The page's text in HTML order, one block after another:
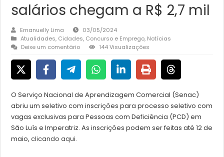
salários chegam a R$ 2,7 mil
Emanuelly Lima
03/05/2024
Atualidades, Cidades, Concurso e Emprego, Notícias
Deixe um comentário
144 Visualizações
O Serviço Nacional de Aprendizagem Comercial (Senac)
abriu um seletivo com inscrições para processo seletivo com
vagas exclusivas para Pessoas com Deficiência (PCD) em
São Luís e Imperatriz. As inscrições podem ser feitas até 12 de
maio,clicando aqui.